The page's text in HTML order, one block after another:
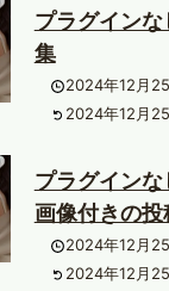
プラグイン
集
2024年12月
2024年12月
プラグイン
画像付きの
2024年12月
2024年12月